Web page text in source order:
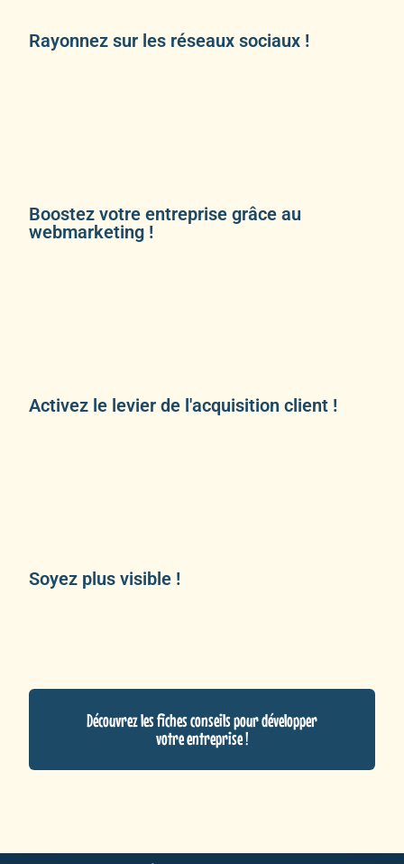
Rayonnez sur les réseaux sociaux !
Boostez votre entreprise grâce au
webmarketing !
Activez le levier de l'acquisition client !
Soyez plus visible !
Découvrez les fiches conseils pour développer
votre entreprise !